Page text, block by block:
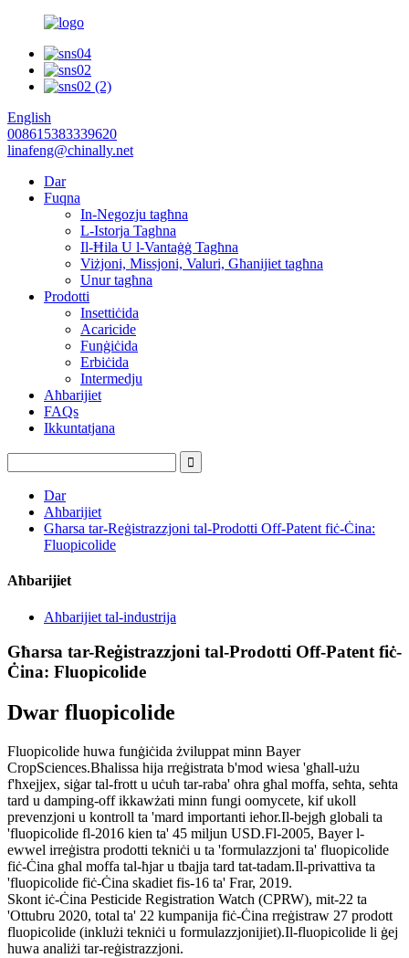
English
008615383339620
linafeng@chinally.net
Dar
Fuqna
In-Negozju tagħna
L-Istorja Taghna
Il-Ħila U l-Vantaġġ Tagħna
Viżjoni, Missjoni, Valuri, Għanijiet tagħna
Unur tagħna
Prodotti
Insettiċida
Acaricide
Funġiċida
Erbiċida
Intermedju
Aħbarijiet
FAQs
Ikkuntatjana
Dar
Aħbarijiet
Għarsa tar-Reġistrazzjoni tal-Prodotti Off-Patent fiċ-Ċina:
Fluopicolide
Aħbarijiet
Aħbarijiet tal-industrija
Għarsa tar-Reġistrazzjoni tal-Prodotti Off-Patent fiċ-
Ċina: Fluopicolide
Dwar fluopicolide
Fluopicolide huwa funġiċida żviluppat minn Bayer
CropSciences.Bħalissa hija rreġistrata b'mod wiesa 'għall-użu
f'ħxejjex, siġar tal-frott u uċuħ tar-raba' oħra għal moffa, seħta, seħta
tard u damping-off ikkawżati minn fungi oomycete, kif ukoll
prevenzjoni u kontroll ta 'mard importanti ieħor.Il-bejgħ globali ta
'fluopicolide fl-2016 kien ta' 45 miljun USD.Fl-2005, Bayer l-
ewwel irreġistra prodotti tekniċi u ta 'formulazzjoni ta' fluopicolide
fiċ-Ċina għal moffa tal-ħjar u tbajja tard tat-tadam.Il-privattiva ta
'fluopicolide fiċ-Ċina skadiet fis-16 ta' Frar, 2019.
Skont iċ-Ċina Pesticide Registration Watch (CPRW), mit-22 ta
'Ottubru 2020, total ta' 22 kumpanija fiċ-Ċina rreġistraw 27 prodott
fluopicolide (inklużi tekniċi u formulazzjonijiet).Il-fluopicolide li ġej
huwa analiżi tar-reġistrazzjoni.